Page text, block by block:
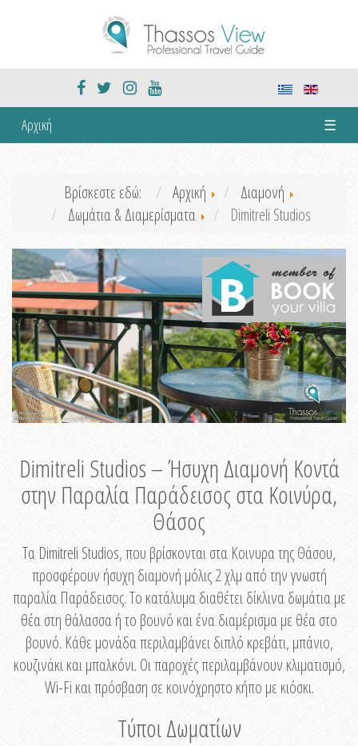
Αρχική ☰
Βρίσκεστε εδώ: Αρχική
Διαμονή
Δωμάτια & Διαμερίσματα
Dimitreli Studios
Dimitreli Studios – Ήσυχη Διαμονή Κοντά
στην Παραλία Παράδεισος στα Κοινύρα,
Θάσος
Τα Dimitreli Studios, που βρίσκονται στα Κοινυρα της Θάσου,
προσφέρουν ήσυχη διαμονή μόλις 2 χλμ από την γνωστή
παραλία Παράδεισος. Το κατάλυμα διαθέτει δίκλινα δωμάτια με
θέα στη θάλασσα ή το βουνό και ένα διαμέρισμα με θέα στο
βουνό. Κάθε μονάδα περιλαμβάνει διπλό κρεβάτι, μπάνιο,
κουζινάκι και μπαλκόνι. Οι παροχές περιλαμβάνουν κλιματισμό,
Wi-Fi και πρόσβαση σε κοινόχρηστο κήπο με κιόσκι.
Τύποι Δωματίων